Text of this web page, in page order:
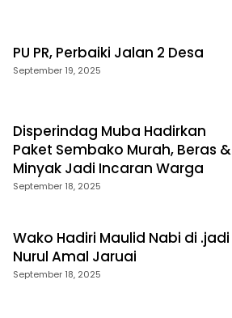
PU PR, Perbaiki Jalan 2 Desa
September 19, 2025
Disperindag Muba Hadirkan
Paket Sembako Murah, Beras &
Minyak Jadi Incaran Warga
September 18, 2025
Wako Hadiri Maulid Nabi di .jadi
Nurul Amal Jaruai
September 18, 2025